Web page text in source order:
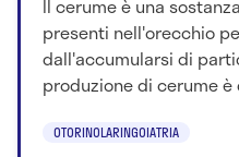
Il cerume è una
presenti nell'orecchio
dall'accumularsi di
produzione di cerume è
OTORINOLARINGOIATRIA